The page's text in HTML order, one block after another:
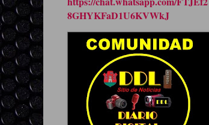
8GHYKFaD1U6KVWkJ